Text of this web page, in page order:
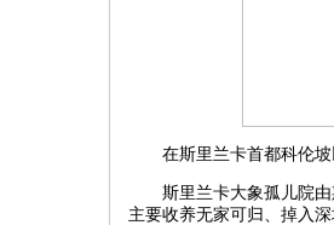
在斯里兰卡首都科伦坡
斯里兰卡大象孤儿院由
主要收养无家可归、掉入